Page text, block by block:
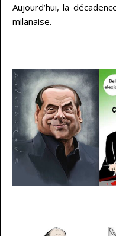
Aujourd’hui, la
milanaise.